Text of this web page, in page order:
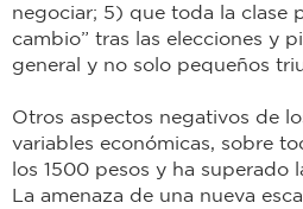
negociar; 5) que toda la clase
cambio” tras las elecciones y
general y no solo pequeños
Otros aspectos negativos de
variables económicas, sobre
los 1500 pesos y ha superado
La amenaza de una nueva